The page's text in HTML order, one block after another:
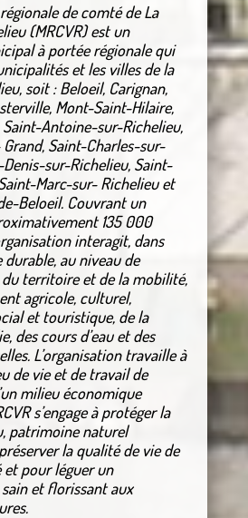
de comté de La
(MRCVR) est un
à portée régionale qui
et les villes de la
soit : Beloeil, Carignan,
Mont-Saint-Hilaire,
Antoine-sur-Richelieu,
Saint-Charles-sur-
sur-Richelieu, Saint-
Marc-sur- Richelieu et
Beloeil. Couvrant un
135 000
interagit, dans
au niveau de
du territoire et de la mobilité,
agricole, culturel,
et touristique, de la
des cours d’eau et des
L’organisation travaille à
de vie et de travail de
milieu économique
s’engage à protéger la
patrimoine naturel
la qualité de vie de
pour léguer un
et florissant aux